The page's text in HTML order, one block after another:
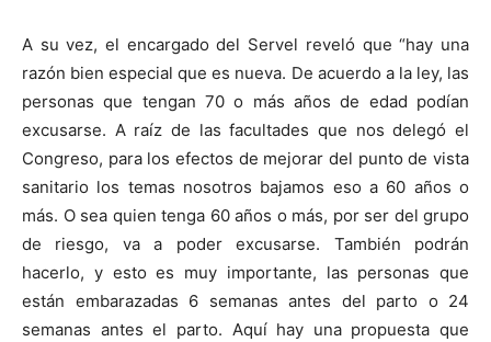
A su vez, el encargado del Servel reveló que “hay una
razón bien especial que es nueva. De acuerdo a la ley, las
personas que tengan 70 o más años de edad podían
excusarse. A raíz de las facultades que nos delegó el
Congreso, para los efectos de mejorar del punto de vista
sanitario los temas nosotros bajamos eso a 60 años o
más. O sea quien tenga 60 años o más, por ser del grupo
de riesgo, va a poder excusarse. También podrán
hacerlo, y esto es muy importante, las personas que
están embarazadas 6 semanas antes del parto o 24
semanas antes el parto. Aquí hay una propuesta que